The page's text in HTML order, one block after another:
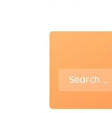
Search
for: